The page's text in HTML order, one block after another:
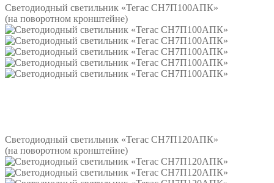
Светодиодный светильник «Тегас СН7П100АПК»
(на поворотном кронштейне)
Светодиодный светильник «Тегас СН7П120АПК»
(на поворотном кронштейне)